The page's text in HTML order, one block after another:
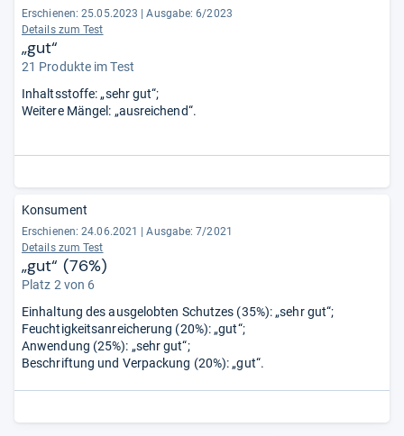
Erschienen: 25.05.2023
Ausgabe: 6/2023
Details zum Test
„gut“
21 Produkte im Test
Inhaltsstoffe: „sehr gut“;
Weitere Mängel: „ausreichend“.
Konsument
Erschienen: 24.06.2021
Ausgabe: 7/2021
Details zum Test
„gut“ (76%)
Platz 2 von 6
Einhaltung des ausgelobten Schutzes (35%): „sehr gut“;
Feuchtigkeitsanreicherung (20%): „gut“;
Anwendung (25%): „sehr gut“;
Beschriftung und Verpackung (20%): „gut“.